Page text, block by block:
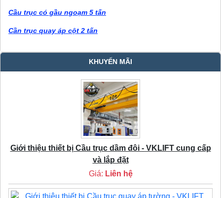
Cầu trục có gầu ngoạm 5 tấn
Cần trục quay áp cột 2 tấn
KHUYẾN MÃI
Giới thiệu thiết bị Cầu trục dầm đôi - VKLIFT cung cấp
và lắp đặt
Giá: Liên hệ